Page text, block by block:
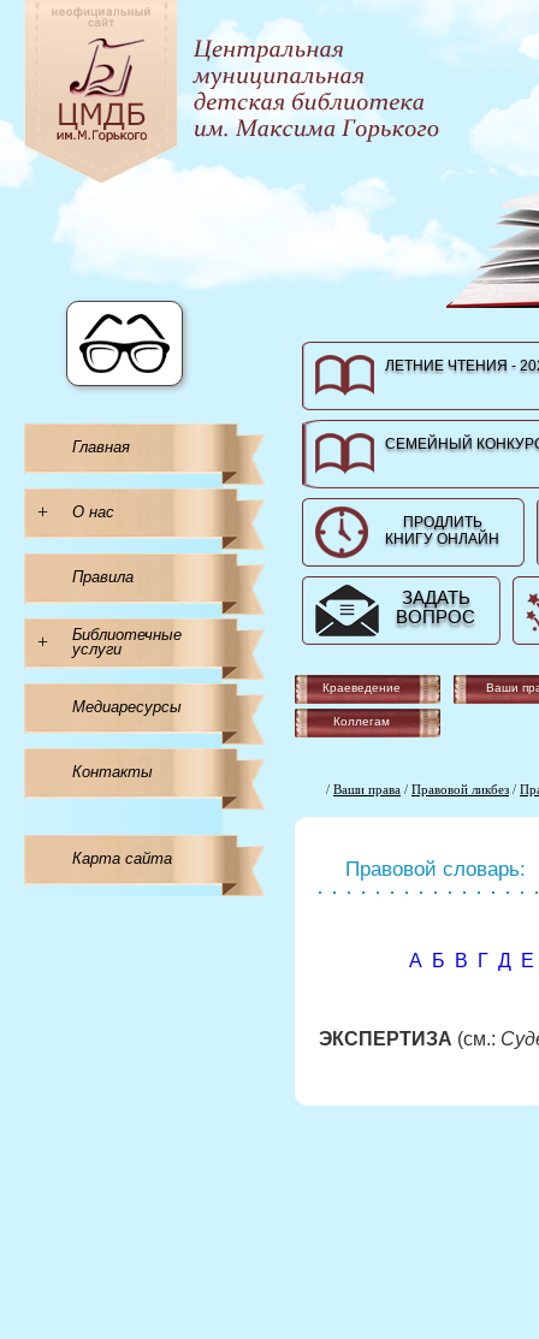
Главная
+ О нас
Правила
+
Библиотечные
услуги
Медиаресурсы
Контакты
Карта сайта
ЛЕТНИЕ ЧТЕНИЯ -
СЕМЕЙНЫЙ
ПРОДЛИТЬ
КНИГУ ОНЛАЙН
ЗАДАТЬ
ВОПРОС
Краеведение Ваши
Коллегам
/ Ваши права / Правовой ликбез /
Правовой словарь:
А Б В Г Д Е
ЭКСПЕРТИЗА (см.: